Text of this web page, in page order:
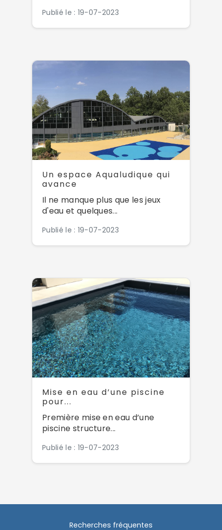
Publié le : 19-07-2023
Un espace Aqualudique qui
avance
Il ne manque plus que les jeux
d'eau et quelques...
Publié le : 19-07-2023
Mise en eau d’une piscine
pour...
Première mise en eau d’une
piscine structure...
Publié le : 19-07-2023
Recherches fréquentes